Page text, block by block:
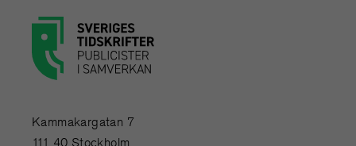
Kammakargatan 7
111 40 Stockholm